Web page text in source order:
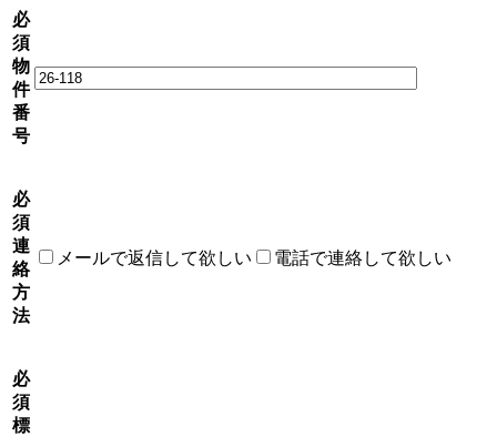
必
須
物
件
番
号
必
須
連
絡
方
法
メールで返信して欲しい 電話で連絡して欲しい
必
須
標